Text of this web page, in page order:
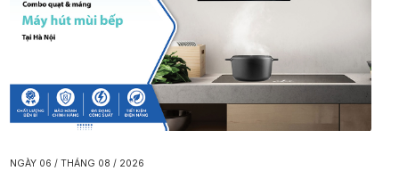
NGÀY 06 / THÁNG 08 / 2026